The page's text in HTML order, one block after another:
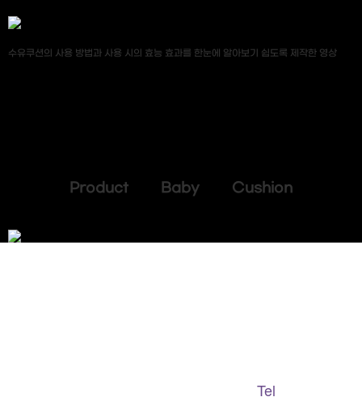
수유쿠션의 사용 방법과 사용 시의 효능 효과를 한눈에 알아보기 쉽도록 제작한 영상
Product Baby Cushion
Tel